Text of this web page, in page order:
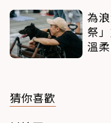
為
祭
溫
猜你喜歡